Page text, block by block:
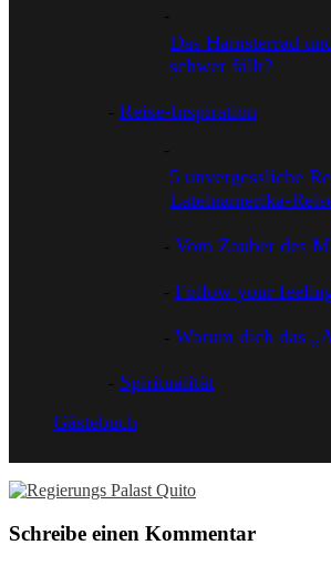
Das Hamsterrad
schwer fällt?
Reise-Inspiration
5 unvergessliche
Lateinamerika-
Vom Zauber des
Follow your
Warum dich das
Spiritualität
Gästebuch
Schreibe einen Kommentar